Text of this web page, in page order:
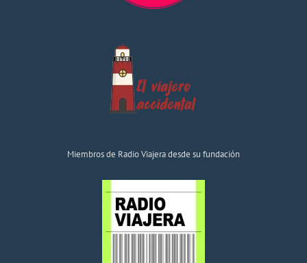
Miembros de Radio Viajera desde su fundación